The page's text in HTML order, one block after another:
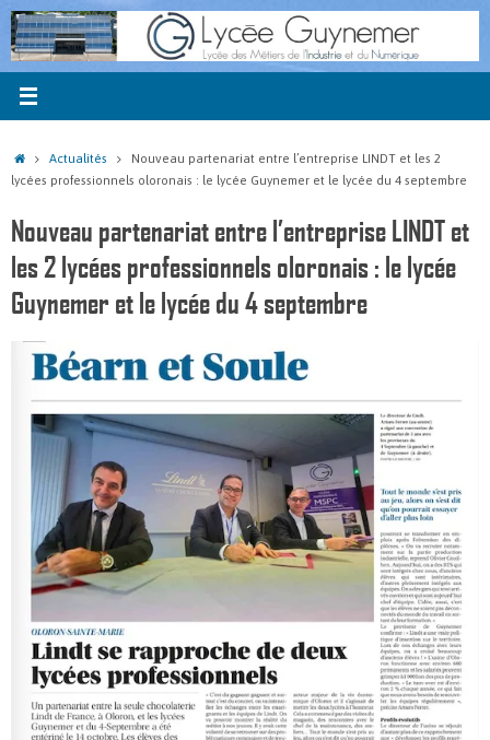
Passer
au
contenu
Accueil
Actualités
Nouveau partenariat entre l’entreprise LINDT et les 2
lycées professionnels oloronais : le lycée Guynemer et le lycée du 4 septembre
Nouveau partenariat entre l’entreprise LINDT et
les 2 lycées professionnels oloronais : le lycée
Guynemer et le lycée du 4 septembre